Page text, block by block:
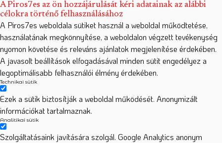
A Piros7es az ön hozzájárulását kéri adatainak az alábbi
célokra történő felhasználásához
A Piros7es weboldala sütiket használ a weboldal működtetése,
használatának megkönnyítése, a weboldalon végzett tevékenység
nyomon követése és releváns ajánlatok megjelenítése érdekében.
A javasolt beállítások elfogadásával minden sütit engedélyez a
legoptimálisabb felhasználói élmény érdekében.
Technikai sütik
Ezek a sütik biztosítják a weboldal működését. Anonymizált
információkat tartalmaznak.
Analitikai sütik
Szolgáltatásaink javítására szolgál. Google Analytics anonym